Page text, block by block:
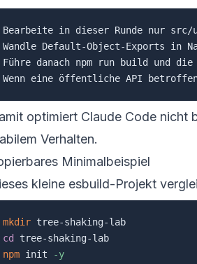
Bearbeite in dieser Runde nur
Wandle Default-Object-Exports in
Führe danach npm run build und die
optimiert Claude Code nicht
Verhalten.
Minimalbeispiel
kleine esbuild-Projekt
mkdir
cd
npm init
-y